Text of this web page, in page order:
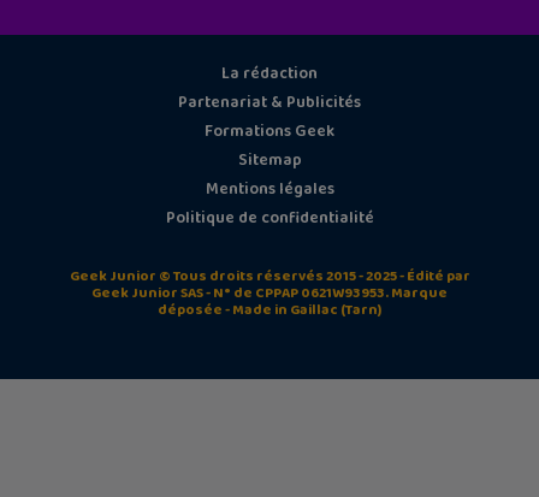
La rédaction
Partenariat & Publicités
Formations Geek
Sitemap
Mentions légales
Politique de confidentialité
Geek Junior © Tous droits réservés 2015 - 2025 - Édité par
Geek Junior SAS - N° de CPPAP 0621W93953. Marque
déposée - Made in Gaillac (Tarn)